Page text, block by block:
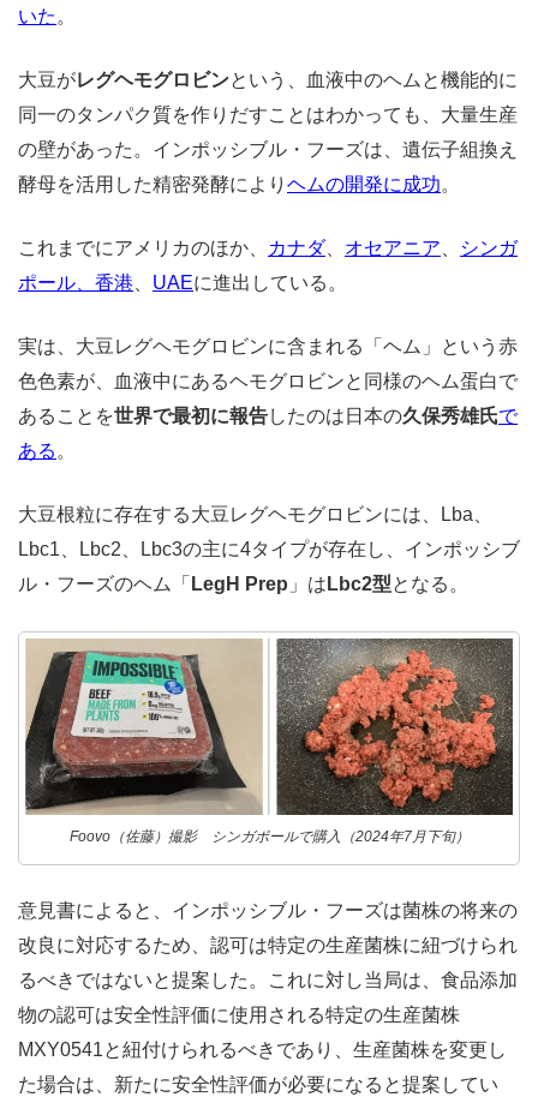
いた 。
大豆がレグヘモグロビンという、血液中のヘムと機能的に
同一のタンパク質を作りだすことはわかっても、大量生産
の壁があった。インポッシブル・フーズは、遺伝子組換え
酵母を活用した精密発酵により ヘムの開発に成功。
これまでにアメリカのほか、 カナダ、 オセアニア
シンガ
ポール、香港
UAEに進出している。
実は、大豆レグヘモグロビンに含まれる「ヘム」という赤
色色素が、血液中にあるヘモグロビンと同様のヘム蛋白で
あることを世界で最初に報告したのは日本の久保秀雄氏で
ある 。
大豆根粒に存在する大豆レグヘモグロビンには、Lba、
Lbc1 、Lbc2 、Lbc3の主に4タイプが存在し、インポッシブ
ル・フーズのヘム「 LegH Prep 」は Lbc2型となる。
Foovo（佐藤）撮影 シンガポールで購入（2024年7月下旬）
意見書によると、インポッシブル・フーズは菌株の将来の
改良に対応するため、認可は特定の生産菌株に紐づけられ
るべきではないと提案した。これに対し当局は、食品添加
物の認可は安全性評価に使用される特定の生産菌株
MXY0541と紐付けられるべきであり、生産菌株を変更し
た場合は、新たに安全性評価が必要になると提案してい